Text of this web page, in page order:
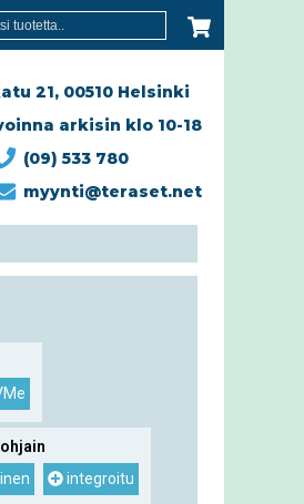
21, 00510 Helsinki
arkisin klo 10-18
(09) 533 780
myynti@teraset.net
integroitu